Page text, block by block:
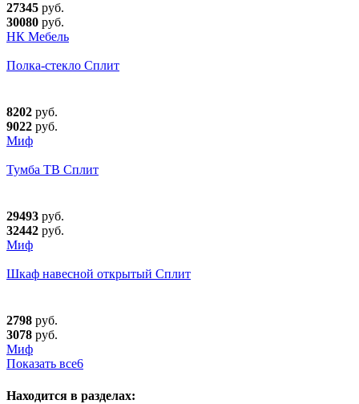
27345 руб.
30080 руб.
НК Мебель
Полка-стекло Сплит
8202 руб.
9022 руб.
Миф
Тумба ТВ Сплит
29493 руб.
32442 руб.
Миф
Шкаф навесной открытый Сплит
2798 руб.
3078 руб.
Миф
Показать все6
Находится в разделах: